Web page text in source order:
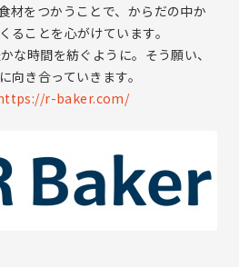
材をつかうことで、からだの中か
ることを心がけています。
な時間を紡ぐように。そう願い、
き合っていきます。
r-baker.com/